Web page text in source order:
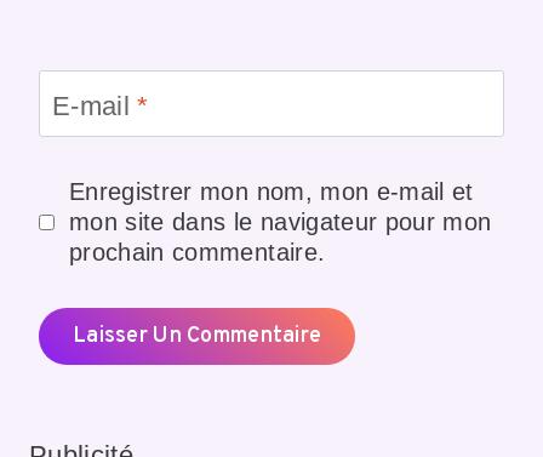
E-mail*
Enregistrer mon nom, mon e-mail et
mon site dans le navigateur pour mon
prochain commentaire.